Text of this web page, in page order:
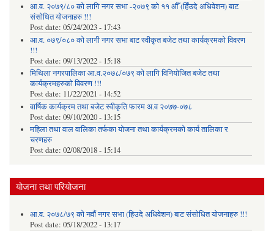
आ.व. २०७९/८० को लागि नगर सभा -२०७९ को ११ औँ (हिँउदे अधिवेशन) बाट
संसोधित योजनाहरु !!!
Post date: 05/24/2023 - 17:43
आ.व. ०७९/०८० को लागी नगर सभा बाट स्वीकृत बजेट तथा कार्यक्रमको विवरण
!!!
Post date: 09/13/2022 - 15:18
मिथिला नगरपालिका आ.व.२०७८/०७९ को लागि विनियोजित बजेट तथा
कार्यक्रमहरुको विवरण !!!
Post date: 11/22/2021 - 14:52
वार्षिक कार्यक्रम तथा बजेट स्वीकृति फारम अ.व २०७७-०७८
Post date: 09/10/2020 - 13:15
महिला तथा वाल वालिका तर्फका याेजना तथा कार्यक्रमकाे कार्य तालिका र
चरणहरु
Post date: 02/08/2018 - 15:14
योजना तथा परियोजना
आ.व. २०७८/७९ को नवौं नगर सभा (हिउदे अधिवेशन) बाट संसोधित योजनाहरु !!!
Post date: 05/18/2022 - 13:17